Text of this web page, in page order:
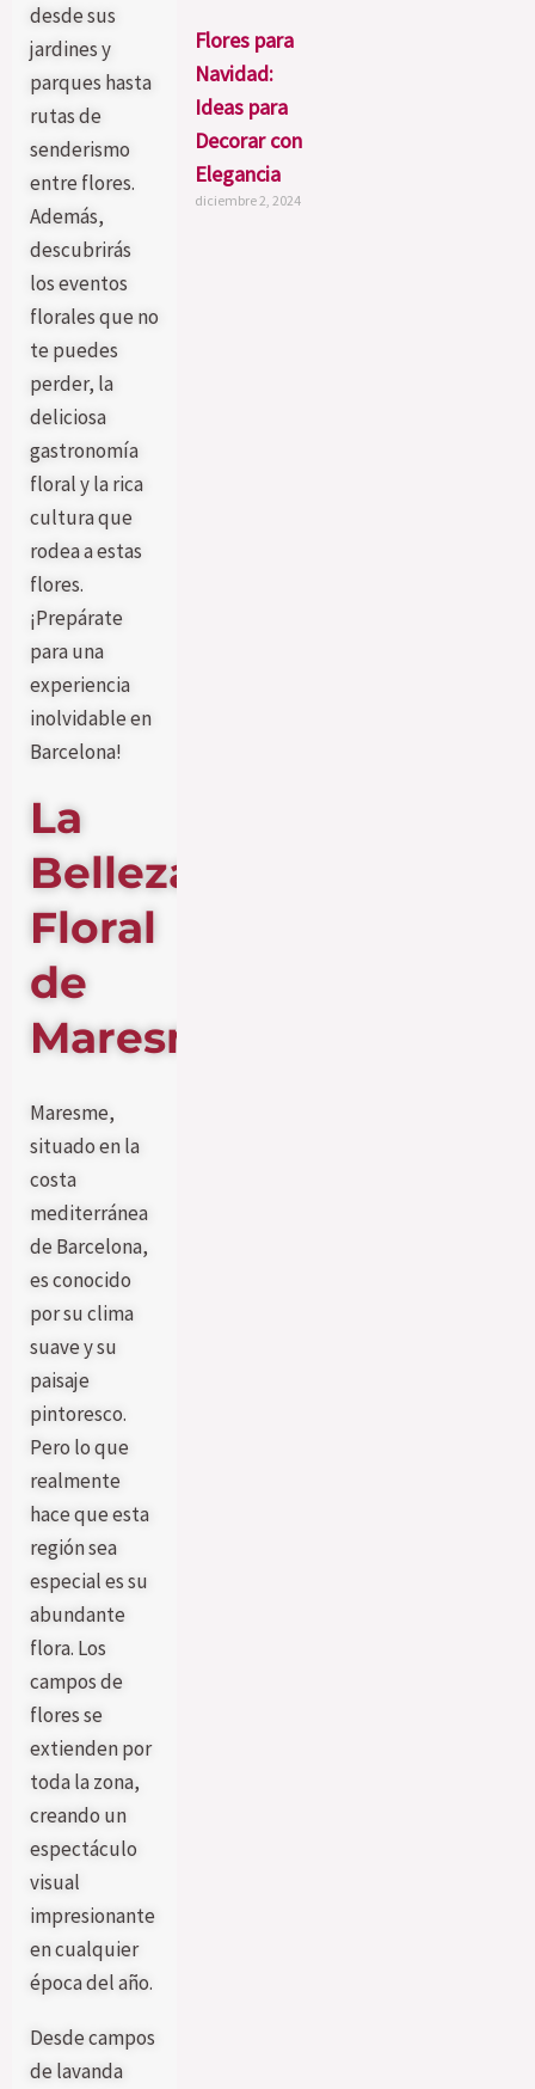
desde sus
jardines y
parques hasta
rutas de
senderismo
entre flores.
Además,
descubrirás
los eventos
florales que no
te puedes
perder, la
deliciosa
gastronomía
floral y la rica
cultura que
rodea a estas
flores.
¡Prepárate
para una
experiencia
inolvidable en
Barcelona!
La
Belleza
Floral
de
Maresme
Maresme,
situado en la
costa
mediterránea
de Barcelona,
es conocido
por su clima
suave y su
paisaje
pintoresco.
Pero lo que
realmente
hace que esta
región sea
especial es su
abundante
flora. Los
campos de
flores se
extienden por
toda la zona,
creando un
espectáculo
visual
impresionante
en cualquier
época del año.
Desde campos
de lavanda
Flores para
Navidad:
Ideas para
Decorar con
Elegancia
diciembre 2, 2024